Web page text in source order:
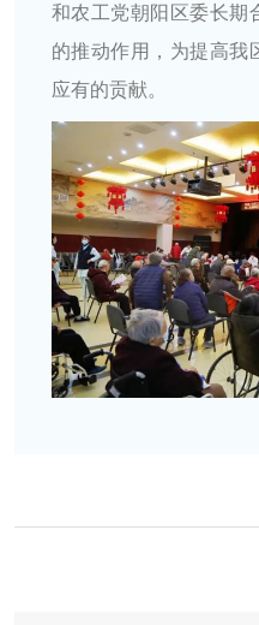
和农工党朝阳区委长期
的推动作用，为提高我
应有的贡献。